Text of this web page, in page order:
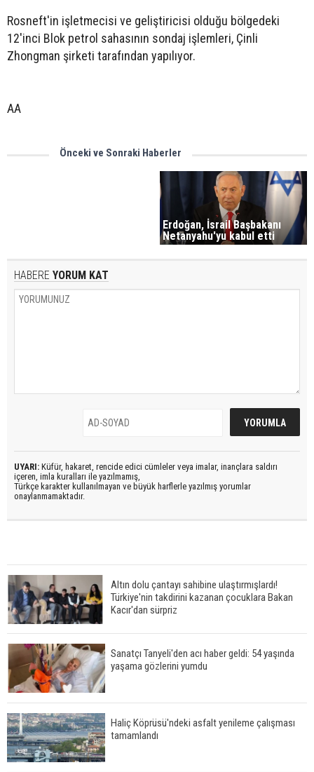
Rosneft'in işletmecisi ve geliştiricisi olduğu bölgedeki
12'inci Blok petrol sahasının sondaj işlemleri, Çinli
Zhongman şirketi tarafından yapılıyor.
AA
Önceki ve Sonraki Haberler
Erdoğan, İsrail Başbakanı
Netanyahu'yu kabul etti
HABERE YORUM KAT
UYARI: Küfür, hakaret, rencide edici cümleler veya imalar, inançlara saldırı
içeren, imla kuralları ile yazılmamış,
Türkçe karakter kullanılmayan ve büyük harflerle yazılmış yorumlar
onaylanmamaktadır.
Altın dolu çantayı sahibine ulaştırmışlardı!
Türkiye'nin takdirini kazanan çocuklara Bakan
Kacır'dan sürpriz
Sanatçı Tanyeli'den acı haber geldi: 54 yaşında
yaşama gözlerini yumdu
Haliç Köprüsü'ndeki asfalt yenileme çalışması
tamamlandı